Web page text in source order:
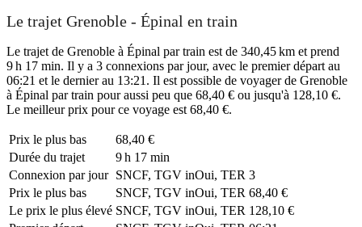
Le trajet Grenoble - Épinal en train
Le trajet de Grenoble à Épinal par train est de 340,45 km et prend
9 h 17 min. Il y a 3 connexions par jour, avec le premier départ au
06:21 et le dernier au 13:21. Il est possible de voyager de Grenoble
à Épinal par train pour aussi peu que 68,40 € ou jusqu'à 128,10 €.
Le meilleur prix pour ce voyage est 68,40 €.
Prix ​​le plus bas
68,40 €
Durée du trajet
9 h 17 min
Connexion par jour SNCF, TGV inOui, TER 3
Prix ​​le plus bas
SNCF, TGV inOui, TER 68,40 €
Le prix le plus élevé SNCF, TGV inOui, TER 128,10 €